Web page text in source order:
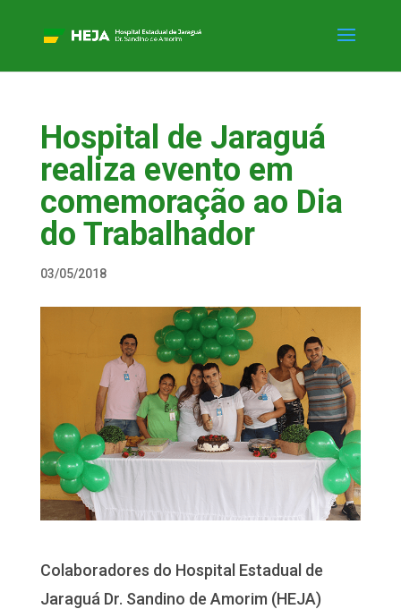
Hospital de Jaraguá
realiza evento em
comemoração ao Dia
do Trabalhador
03/05/2018
Colaboradores do Hospital Estadual de
Jaraguá Dr. Sandino de Amorim (HEJA)